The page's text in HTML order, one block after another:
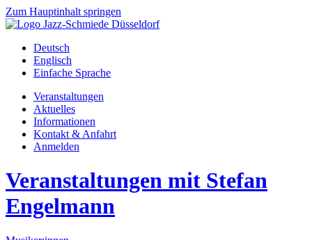
Zum Hauptinhalt springen
Deutsch
Englisch
Einfache Sprache
Veranstaltungen
Aktuelles
Informationen
Kontakt & Anfahrt
Anmelden
Veranstaltungen mit Stefan
Engelmann